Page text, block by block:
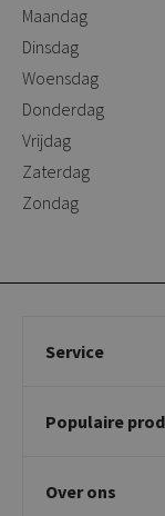
Maandag
Dinsdag
Woensdag
Donderdag
Vrijdag
Zaterdag
Zondag
Service
Betalen &
Klachtafhandeling
Populaire
Draaibare
Over ons